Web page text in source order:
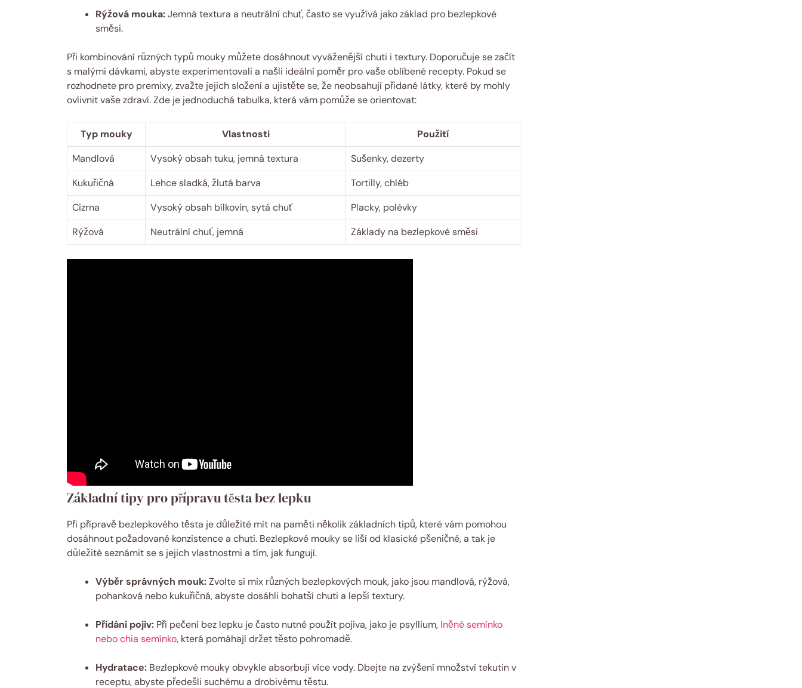
Rýžová mouka:Jemná textura a neutrální chuť, často se využívá jako základ pro bezlepkové
směsi.
Při kombinování různých typů mouky můžete dosáhnout vyváženější chuti i textury. Doporučuje se začít
s malými dávkami, abyste experimentovali a našli ideální poměr pro vaše oblíbené recepty. Pokud se
rozhodnete pro premixy, zvažte jejich složení a ujistěte se, že neobsahují přidané látky, které by mohly
ovlivnit vaše zdraví. Zde je jednoduchá tabulka, která vám pomůže se orientovat:
Typ mouky Vlastnosti
Použití
Mandlová
Vysoký obsah tuku, jemná textura
Sušenky, dezerty
Kukuřičná
Lehce sladká, žlutá barva
Tortilly, chléb
Cizrna
Vysoký obsah bílkovin, sytá chuť
Placky, polévky
Rýžová
Neutrální chuť, jemná Základy na bezlepkové směsi
Základní tipy pro přípravu těsta bez lepku
Při přípravě bezlepkového těsta je důležité mít na paměti několik základních tipů, které vám pomohou
dosáhnout požadované konzistence a chuti. Bezlepkové mouky se liší od klasické pšeničné, a tak je
důležité seznámit se s jejich vlastnostmi a tím, jak fungují.
Výběr správných mouk:Zvolte si mix různých bezlepkových mouk, jako jsou mandlová, rýžová,
pohanková nebo kukuřičná, abyste dosáhli bohatší chuti a lepší textury.
Přidání pojiv: Při pečení bez lepku je často nutné použít pojiva, jako je psyllium, lněné semínko
nebo chia semínko, která pomáhají držet těsto pohromadě.
Hydratace: Bezlepkové mouky obvykle absorbují více vody. Dbejte na zvýšení množství tekutin v
receptu, abyste předešli suchému a drobivému těstu.